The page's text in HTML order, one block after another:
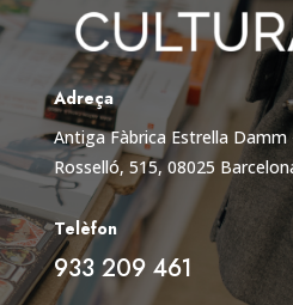
Adreça
Antiga Fàbrica Estrella
Rosselló, 515, 08025
Telèfon
933 209 461